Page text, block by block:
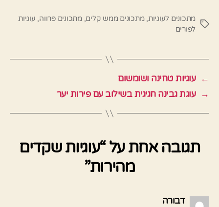
תגיות
מתכונים לעוגיות,מתכונים ממש קלים,מתכונים פרווה, עוגיות
לפורים
← עוגיות טחינה ושומשום
→ עוגת גבינה חגיגית בשילוב עם פירות יער
תגובה אחת על “עוגיות שקדים
מהירות”
דבורה